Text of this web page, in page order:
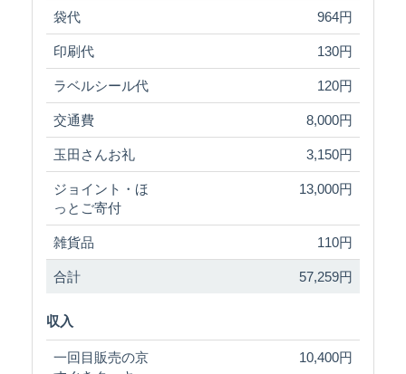
袋代 964円
印刷代 130円
ラベルシール代 120円
交通費 8,000円
玉田さんお礼 3,150円
ジョイント・ほ
っとご寄付
13,000円
雑貨品 110円
合計 57,259円
収入
一回目販売の京
10,400円